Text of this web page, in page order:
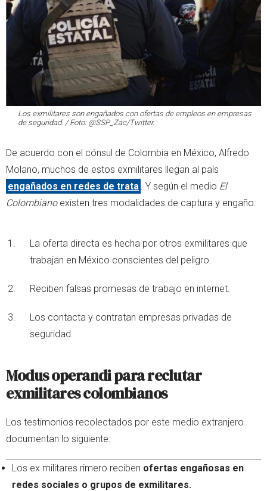
Los exmilitares son engañados con ofertas de empleos en empresas
de seguridad. / Foto: @SSP_Zac/Twitter.
De acuerdo con el cónsul de Colombia en México, Alfredo
Molano, muchos de estos exmilitares llegan al país
engañados en redes de trata
. Y según el medio El
Colombianoexisten tres modalidades de captura y engaño:
La oferta directa es hecha por otros exmilitares que
trabajan en México conscientes del peligro.
Reciben falsas promesas de trabajo en internet.
Los contacta y contratan empresas privadas de
seguridad.
Modus operandi para reclutar
exmilitares colombianos
Los testimonios recolectados por este medio extranjero
documentan lo siguiente:
Los ex militares rimero reciben ofertas engañosas en
redes sociales o grupos de exmilitares.